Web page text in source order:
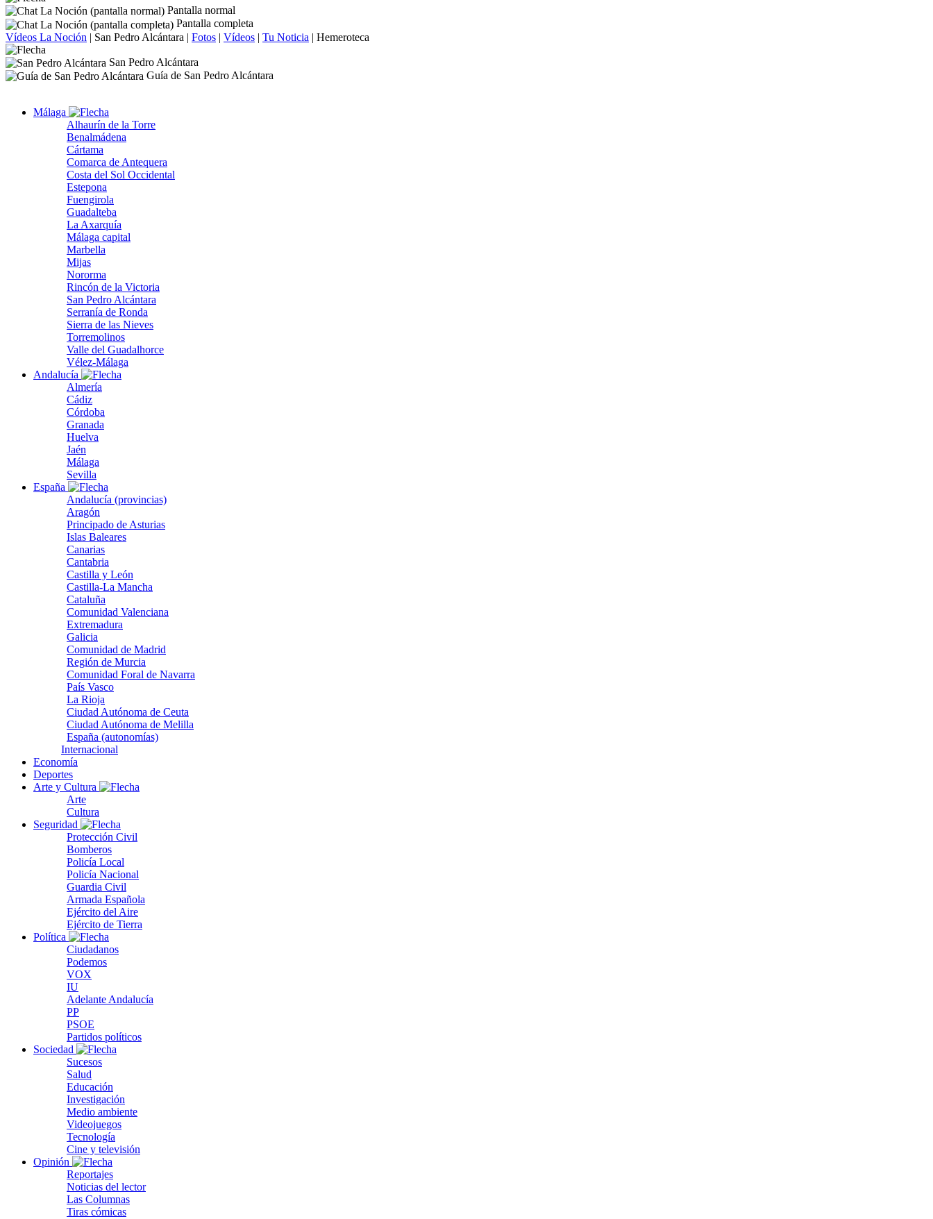
Pantalla normal
Pantalla completa
Vídeos La Noción | San Pedro Alcántara | Fotos | Vídeos | Tu Noticia | Hemeroteca
San Pedro Alcántara
Guía de San Pedro Alcántara
Málaga
Alhaurín de la Torre
Benalmádena
Cártama
Comarca de Antequera
Costa del Sol Occidental
Estepona
Fuengirola
Guadalteba
La Axarquía
Málaga capital
Marbella
Mijas
Nororma
Rincón de la Victoria
San Pedro Alcántara
Serranía de Ronda
Sierra de las Nieves
Torremolinos
Valle del Guadalhorce
Vélez-Málaga
Andalucía
Almería
Cádiz
Córdoba
Granada
Huelva
Jaén
Málaga
Sevilla
España
Andalucía (provincias)
Aragón
Principado de Asturias
Islas Baleares
Canarias
Cantabria
Castilla y León
Castilla-La Mancha
Cataluña
Comunidad Valenciana
Extremadura
Galicia
Comunidad de Madrid
Región de Murcia
Comunidad Foral de Navarra
País Vasco
La Rioja
Ciudad Autónoma de Ceuta
Ciudad Autónoma de Melilla
España (autonomías)
Internacional
Economía
Deportes
Arte y Cultura
Arte
Cultura
Seguridad
Protección Civil
Bomberos
Policía Local
Policía Nacional
Guardia Civil
Armada Española
Ejército del Aire
Ejército de Tierra
Política
Ciudadanos
Podemos
VOX
IU
Adelante Andalucía
PP
PSOE
Partidos políticos
Sociedad
Sucesos
Salud
Educación
Investigación
Medio ambiente
Videojuegos
Tecnología
Cine y televisión
Opinión
Reportajes
Noticias del lector
Las Columnas
Tiras cómicas